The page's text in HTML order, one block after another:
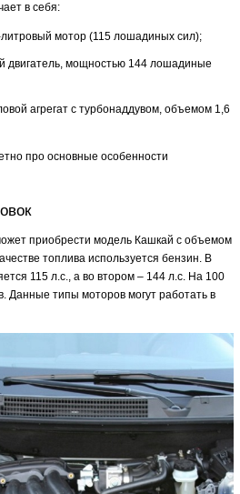
в себя:
мотор (115 лошадиных сил);
двигатель, мощностью 144 лошадиные
агрегат с турбонаддувом, объемом 1,6
про основные особенности
приобрести модель Кашкай с объемом
топлива используется бензин. В
115 л.с., а во втором – 144 л.с. На 100
Данные типы моторов могут работать в